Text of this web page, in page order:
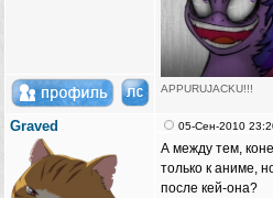
APPURUJACKU!!!
[Touhou Team]
[Kawaii Team]
[Chaotic-Neutral's
Graved 05-Сен-2010
А между тем,
только к аниме,
после кей-она?